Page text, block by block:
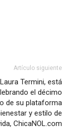
Artículo siguiente
Termini, está
el décimo
de su plataforma
y estilo de
ChicaNOL.com